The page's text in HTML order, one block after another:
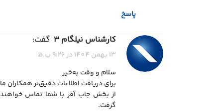
پاسخ
کارشناس نیلگام 3 گفت:
13 بهمن 1404 در 9:26 ب.ظ
سلام و وقت به‌خیر
برای دریافت اطلاعات دقیق‌تر همکاران ما
از بخش جاب آفر با شما تماس خواهند
گرفت.